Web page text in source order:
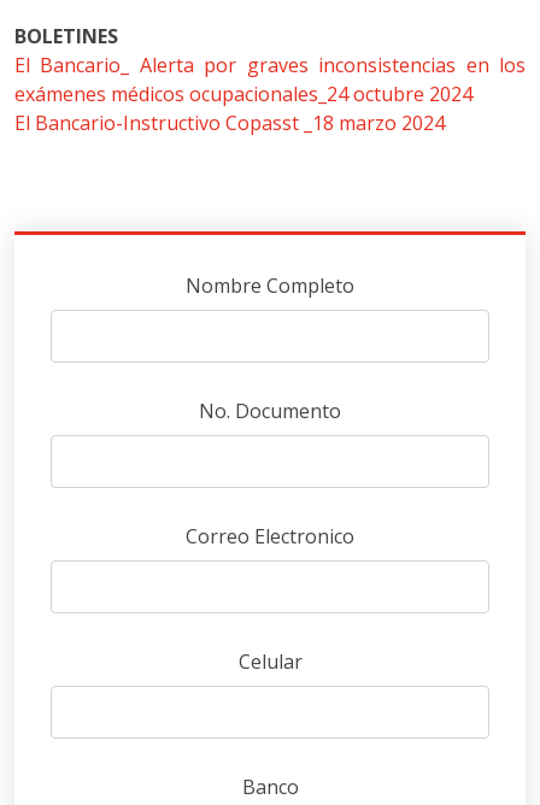
BOLETINES
El Bancario_ Alerta por graves inconsistencias en los
exámenes médicos ocupacionales_24 octubre 2024
El Bancario-Instructivo Copasst _18 marzo 2024
Nombre Completo
No. Documento
Correo Electronico
Celular
Banco